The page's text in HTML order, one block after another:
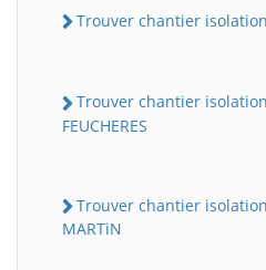
Trouver chantier isolation
Trouver chantier isolation
FEUCHERES
Trouver chantier
MARTiN